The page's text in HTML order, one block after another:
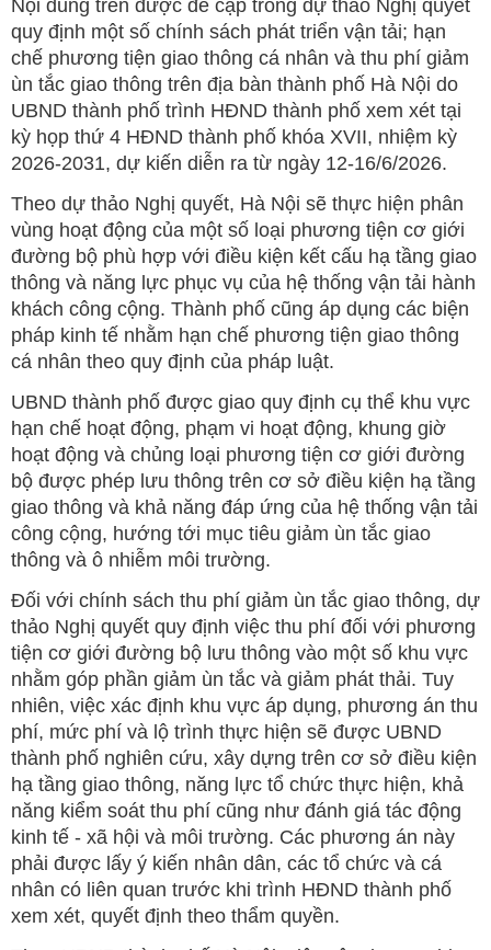
Nội dung trên được đề cập trong dự thảo Nghị quyết
quy định một số chính sách phát triển vận tải; hạn
chế phương tiện giao thông cá nhân và thu phí giảm
ùn tắc giao thông trên địa bàn thành phố Hà Nội do
UBND thành phố trình HĐND thành phố xem xét tại
kỳ họp thứ 4 HĐND thành phố khóa XVII, nhiệm kỳ
2026-2031, dự kiến diễn ra từ ngày 12-16/6/2026.
Theo dự thảo Nghị quyết, Hà Nội sẽ thực hiện phân
vùng hoạt động của một số loại phương tiện cơ giới
đường bộ phù hợp với điều kiện kết cấu hạ tầng giao
thông và năng lực phục vụ của hệ thống vận tải hành
khách công cộng. Thành phố cũng áp dụng các biện
pháp kinh tế nhằm hạn chế phương tiện giao thông
cá nhân theo quy định của pháp luật.
UBND thành phố được giao quy định cụ thể khu vực
hạn chế hoạt động, phạm vi hoạt động, khung giờ
hoạt động và chủng loại phương tiện cơ giới đường
bộ được phép lưu thông trên cơ sở điều kiện hạ tầng
giao thông và khả năng đáp ứng của hệ thống vận tải
công cộng, hướng tới mục tiêu giảm ùn tắc giao
thông và ô nhiễm môi trường.
Đối với chính sách thu phí giảm ùn tắc giao thông, dự
thảo Nghị quyết quy định việc thu phí đối với phương
tiện cơ giới đường bộ lưu thông vào một số khu vực
nhằm góp phần giảm ùn tắc và giảm phát thải. Tuy
nhiên, việc xác định khu vực áp dụng, phương án thu
phí, mức phí và lộ trình thực hiện sẽ được UBND
thành phố nghiên cứu, xây dựng trên cơ sở điều kiện
hạ tầng giao thông, năng lực tổ chức thực hiện, khả
năng kiểm soát thu phí cũng như đánh giá tác động
kinh tế - xã hội và môi trường. Các phương án này
phải được lấy ý kiến nhân dân, các tổ chức và cá
nhân có liên quan trước khi trình HĐND thành phố
xem xét, quyết định theo thẩm quyền.